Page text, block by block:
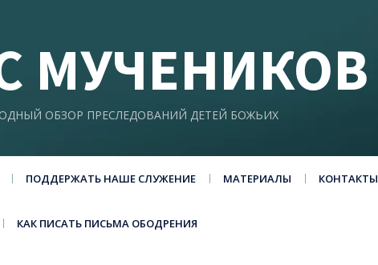
МУЧЕНИКОВ
ОБЗОР ПРЕСЛЕДОВАНИЙ ДЕТЕЙ БОЖЬИХ
ПОДДЕРЖАТЬ НАШЕ СЛУЖЕНИЕ МАТЕРИАЛЫ КОНТАКТЫ
КАК ПИСАТЬ ПИСЬМА ОБОДРЕНИЯ